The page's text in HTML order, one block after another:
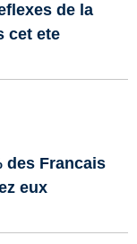
de la
cet ete
des Francais
eux